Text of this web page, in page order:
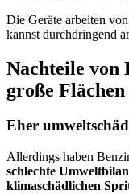
Die Geräte arbeiten von
kannst durchdringend
Nachteile
große Flächen
Eher
Allerdings haben
schlechte
klimaschädlichen